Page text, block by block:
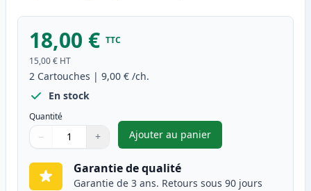
18,00 € TTC
15,00 € HT
2 Cartouches | 9,00 € /ch.
En stock
Quantité
Quantité
Utilisez les boutons pour ajuster
− +
Quantité
Ajouter au panier
,Pack de 2 Brother LC223
Garantie de qualité
Garantie de 3 ans. Retours sous 90 jours